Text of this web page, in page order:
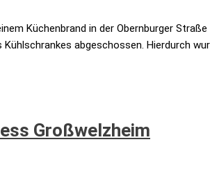
Küchenbrand in der Obernburger
abgeschossen. Hierdurch
Großwelzheim